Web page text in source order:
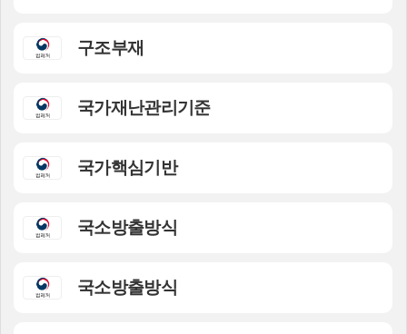
구조부재
국가재난관리기준
국가핵심기반
국소방출방식
국소방출방식